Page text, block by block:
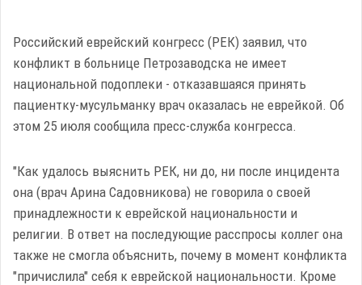
Российский еврейский конгресс (РЕК) заявил, что
конфликт в больнице Петрозаводска не имеет
национальной подоплеки - отказавшаяся принять
пациентку-мусульманку врач оказалась не еврейкой. Об
этом 25 июля сообщила пресс-служба конгресса.
"Как удалось выяснить РЕК, ни до, ни после инцидента
она (врач Арина Садовникова) не говорила о своей
принадлежности к еврейской национальности и
религии. В ответ на последующие расспросы коллег она
также не смогла объяснить, почему в момент конфликта
"причислила" себя к еврейской национальности. Кроме